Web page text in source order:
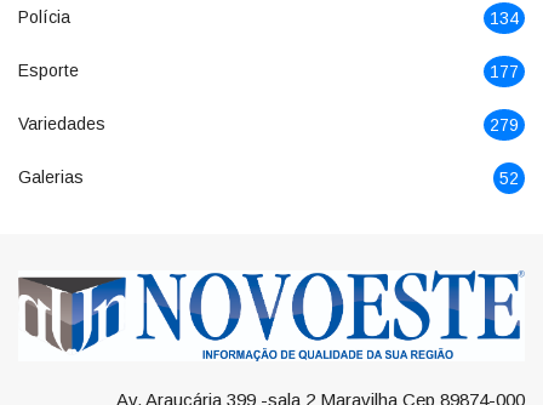
Polícia 134
Esporte 177
Variedades 279
Galerias 52
Av. Araucária 399 -sala 2 Maravilha Cep 89874-000